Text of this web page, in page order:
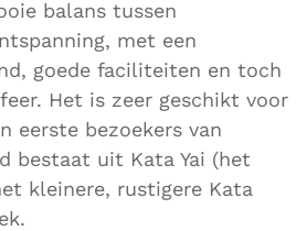
balans tussen
met een
goede faciliteiten en toch
Het is zeer geschikt voor
eerste bezoekers van
bestaat uit Kata Yai (het
kleinere, rustigere Kata